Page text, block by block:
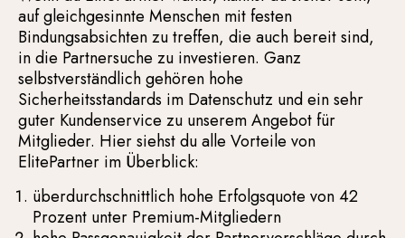
auf gleichgesinnte Menschen mit festen
Bindungsabsichten zu treffen, die auch bereit sind,
in die Partnersuche zu investieren. Ganz
selbstverständlich gehören hohe
Sicherheitsstandards im Datenschutz und ein sehr
guter Kundenservice zu unserem Angebot für
Mitglieder. Hier siehst du alle Vorteile von
ElitePartner im Überblick:
überdurchschnittlich hohe Erfolgsquote von 42
Prozent unter Premium-Mitgliedern